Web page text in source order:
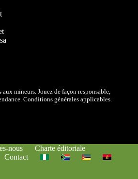
mineurs. Jouez de façon responsable,
Conditions générales applicables.
nous
Charte éditoriale
Contact